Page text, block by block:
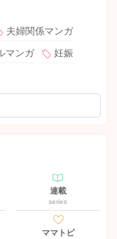
夫婦関係マンガ
マンガ
妊娠
連載
series
ママトピ